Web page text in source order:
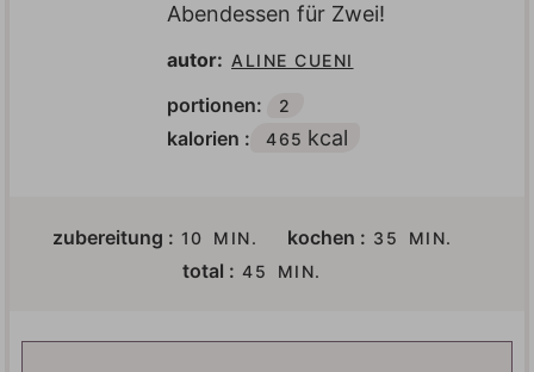
Abendessen für Zwei!
autor: ALINE CUENI
portionen: 2
kalorien : 465 kcal
zubereitung : 10 M
N
T
MIN. kochen : 35 M
T
MIN.
total : 45 M
U
MIN.